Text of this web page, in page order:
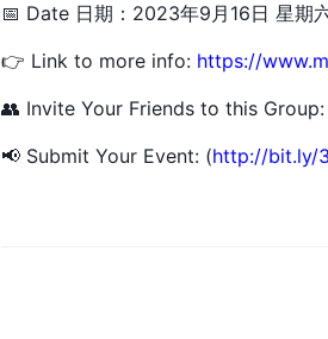
📅 Date 日期：2023年9月16日 星期
👉 Link to more info: https://
👥 Invite Your Friends to this Group:
📢 Submit Your Event: (http://bit.ly/